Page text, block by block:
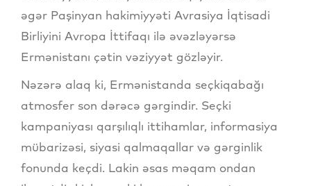
əgər Paşinyan hakimiyyəti Avrasiya İqtisadi
Birliyini Avropa İttifaqı ilə əvəzləyərsə
Ermənistanı çətin vəziyyət gözləyir.
Nəzərə alaq ki, Ermənistanda seçkiqabağı
atmosfer son dərəcə gərgindir. Seçki
kampaniyası qarşılıqlı ittihamlar, informasiya
mübarizəsi, siyasi qalmaqallar və gərginlik
fonunda keçdi. Lakin əsas məqam ondan